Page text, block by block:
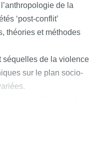
de la
‘post-conflit’
théories et méthodes
séquelles de la violence
sur le plan socio-
et situation de